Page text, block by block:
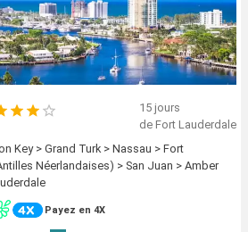
15 jours
de Fort Lauderdale
Key > Grand Turk > Nassau > Fort
Néerlandaises) > San Juan > Amber
Payez en 4X